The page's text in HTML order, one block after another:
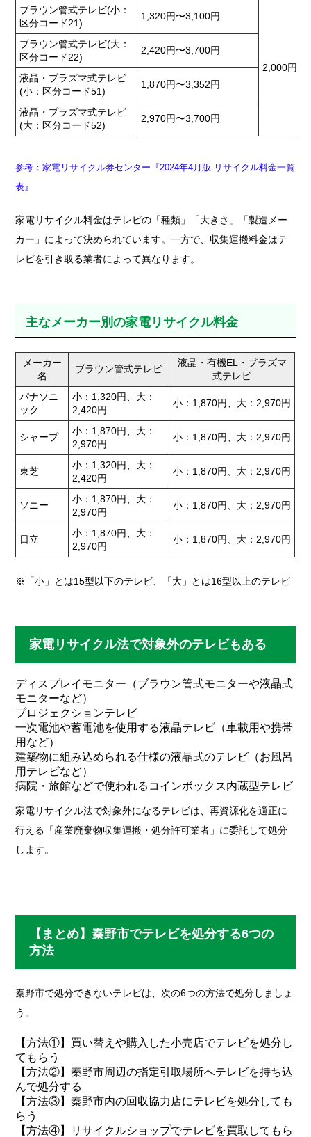
ブラウン管式テレビ(小：
区分コード21)
1,320円〜3,100円
2,000円〜
ブラウン管式テレビ(大：
区分コード22)
2,420円〜3,700円
液晶・プラズマ式テレビ
(小：区分コード51)
1,870円〜3,352円
液晶・プラズマ式テレビ
(大：区分コード52)
2,970円〜3,700円
参考：家電リサイクル券センター『2024年4月版 リサイクル料金一覧
表』
家電リサイクル料金はテレビの「種類」「大きさ」「製造メー
カー」によって決められています。一方で、収集運搬料金はテ
レビを引き取る業者によって異なります。
主なメーカー別の家電リサイクル料金
メーカー
名
ブラウン管式テレビ
液晶・有機EL・プラズマ
式テレビ
パナソニ
ック
小：1,320円、大：
2,420円
小：1,870円、大：2,970円
シャープ
小：1,870円、大：
2,970円
小：1,870円、大：2,970円
東芝
小：1,320円、大：
2,420円
小：1,870円、大：2,970円
ソニー
小：1,870円、大：
2,970円
小：1,870円、大：2,970円
日立
小：1,870円、大：
2,970円
小：1,870円、大：2,970円
※「小」とは15型以下のテレビ、「大」とは16型以上のテレビ
家電リサイクル法で対象外のテレビもある
ディスプレイモニター（ブラウン管式モニターや液晶式
モニターなど）
プロジェクションテレビ
一次電池や蓄電池を使用する液晶テレビ（車載用や携帯
用など）
建築物に組み込められる仕様の液晶式のテレビ（お風呂
用テレビなど）
病院・旅館などで使われるコインボックス内蔵型テレビ
家電リサイクル法で対象外になるテレビは、再資源化を適正に
行える「産業廃棄物収集運搬・処分許可業者」に委託して処分
します。
【まとめ】秦野市でテレビを処分する6つの
方法
秦野市で処分できないテレビは、次の6つの方法で処分しましょ
う。
【方法①】買い替えや購入した小売店でテレビを処分し
てもらう
【方法②】秦野市周辺の指定引取場所へテレビを持ち込
んで処分する
【方法③】秦野市内の回収協力店にテレビを処分しても
らう
【方法④】リサイクルショップでテレビを買取してもら